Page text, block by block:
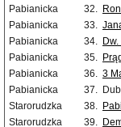
Pabianicka
32.
Pabianicka
33.
Pabianicka
34.
Pabianicka
35.
Pabianicka
36. 3
Pabianicka
37.
Starorudzka
38.
Starorudzka
39.